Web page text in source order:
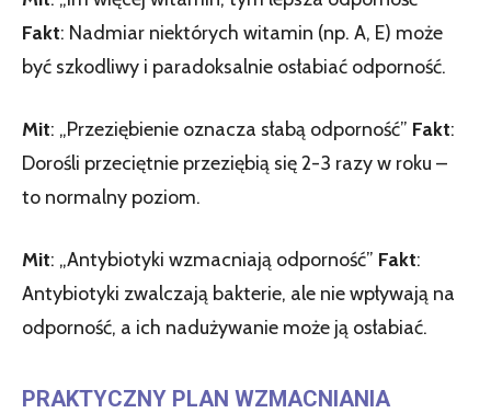
Fakt: Nadmiar niektórych witamin (np. A, E) może
być szkodliwy i paradoksalnie osłabiać odporność.
Mit: „Przeziębienie oznacza słabą odporność” Fakt:
Dorośli przeciętnie przeziębią się 2-3 razy w roku –
to normalny poziom.
Mit: „Antybiotyki wzmacniają odporność” Fakt:
Antybiotyki zwalczają bakterie, ale nie wpływają na
odporność, a ich nadużywanie może ją osłabiać.
PRAKTYCZNY PLAN WZMACNIANIA